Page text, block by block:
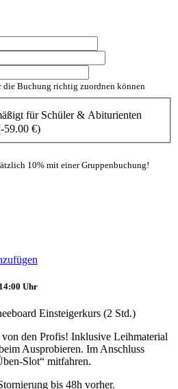
Buchung richtig zuordnen können
für Schüler & Abiturienten
59.00 €)
10% mit einer Gruppenbuchung!
Uhr
Einsteigerkurs (2 Std.)
den Profis! Inklusive Leihmaterial
Ausprobieren. Im Anschluss
Slot“ mitfahren.
bis 48h vorher.